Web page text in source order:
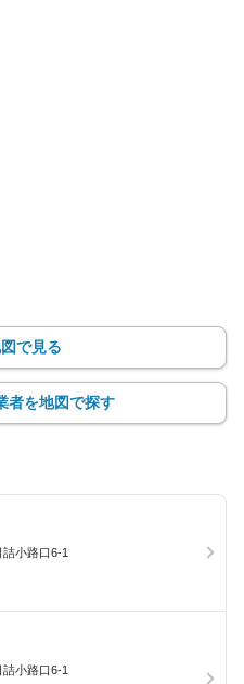
で見る
者を地図で探す
小路口6-1
小路口6-1